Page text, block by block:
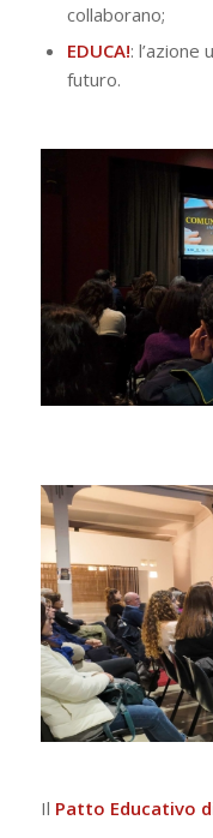
collaborano;
EDUCA!:
futuro.
Il Patto Educativo